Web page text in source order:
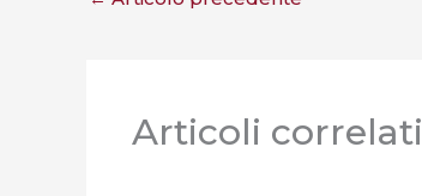
Articoli correlati